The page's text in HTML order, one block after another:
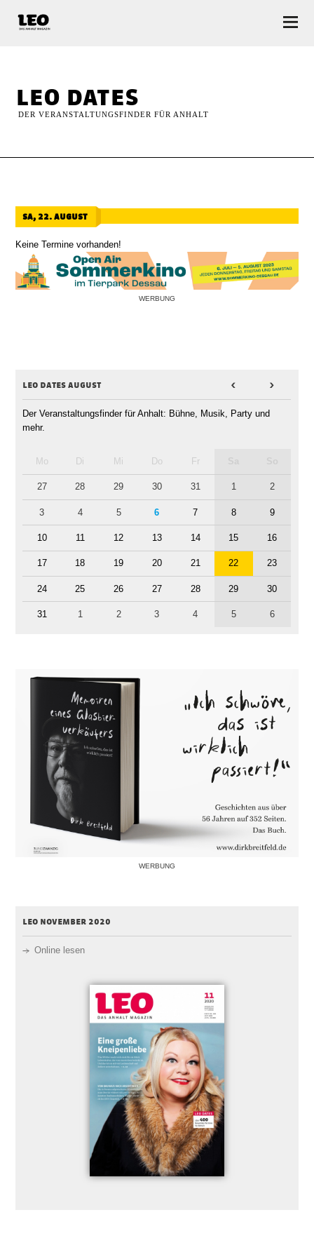
leo dates
DER VERANSTALTUNGSFINDER FÜR ANHALT
sa, 22. august
Keine Termine vorhanden!
WERBUNG
leo dates august < >
Der Veranstaltungsfinder für Anhalt: Bühne, Musik, Party und
mehr.
Mo Di Mi Do Fr
27 28 29 30 31 1 2
3 4 5 6 7 8 9
10 11 12 13 14 15 16
17 18 19 20 21 22 23
24 25 26 27 28 29 30
31 1 2 3 4 5 6
WERBUNG
leo november 2020
Online lesen